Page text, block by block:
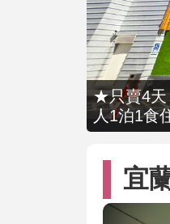
★只賣4天
人1泊1食
宜